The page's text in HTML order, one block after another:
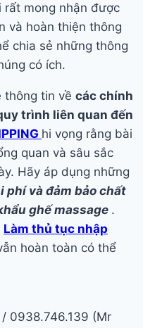
rất mong nhận được
và hoàn thiện thông
chia sẻ những thông
có ích.
thông tin về các chính
trình liên quan đến
hi vọng rằng bài
quan và sâu sắc
Hãy áp dụng những
phí và đảm bảo chất
ghế massage .
Làm thủ tục nhập
hoàn toàn có thể
0938.746.139 (Mr